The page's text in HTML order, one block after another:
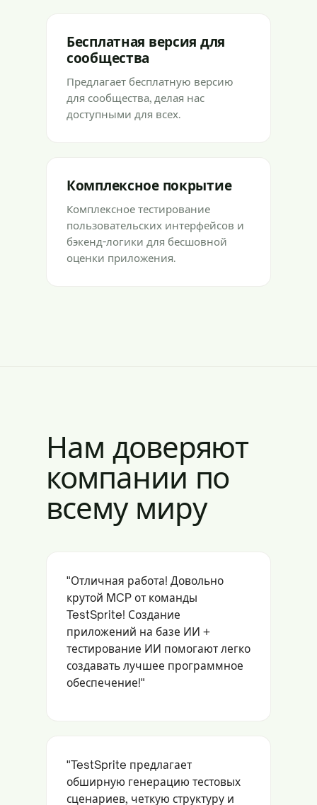
Бесплатная версия для
сообщества
Предлагает бесплатную версию
для сообщества, делая нас
доступными для всех.
Комплексное покрытие
Комплексное тестирование
пользовательских интерфейсов и
бэкенд-логики для бесшовной
оценки приложения.
Нам доверяют
компании по
всему миру
"Отличная работа! Довольно
крутой MCP от команды
TestSprite! Создание
приложений на базе ИИ +
тестирование ИИ помогают легко
создавать лучшее программное
обеспечение!"
"TestSprite предлагает
обширную генерацию тестовых
сценариев, четкую структуру и